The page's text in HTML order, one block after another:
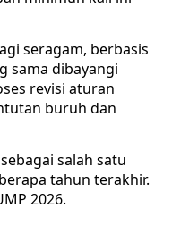
seragam, berbasis
sama dibayangi
revisi aturan
buruh dan
salah satu
tahun terakhir.
2026.